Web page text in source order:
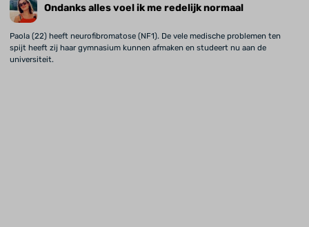
Ondanks alles voel ik me redelijk normaal
Paola (22) heeft neurofibromatose (NF1). De vele medische problemen ten
spijt heeft zij haar gymnasium kunnen afmaken en studeert nu aan de
universiteit.